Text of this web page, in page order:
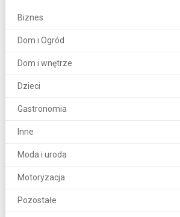
Biznes
Dom i Ogród
Dom i wnętrze
Dzieci
Gastronomia
Inne
Moda i uroda
Motoryzacja
Pozostałe